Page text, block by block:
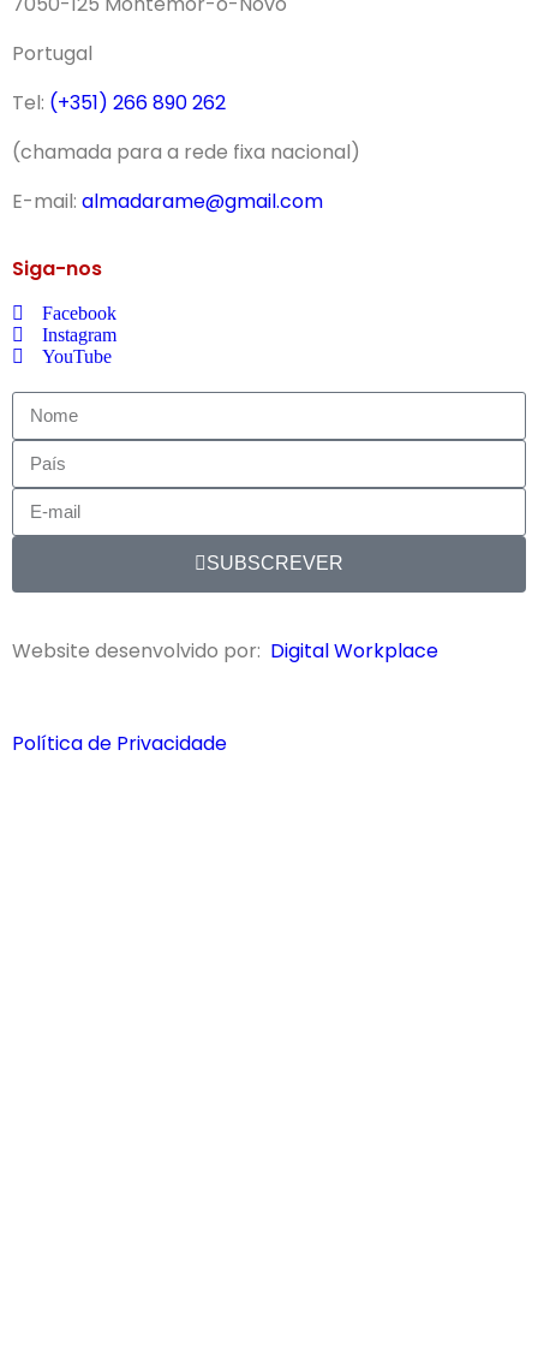
Portugal
Tel: (+351) 266 890 262
(chamada para a rede fixa nacional)
E-mail: almadarame@gmail.com
Siga-nos
Facebook
Instagram
YouTube
SUBSCREVER
Website desenvolvido por: Digital Workplace
Política de Privacidade